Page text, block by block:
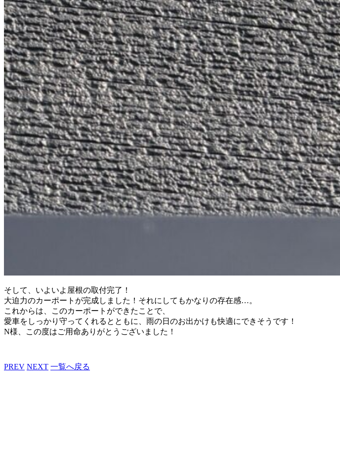
そして、いよいよ屋根の取付完了！
大迫力のカーポートが完成しました！それにしてもかなりの存在感…。
これからは、このカーポートができたことで、
愛車をしっかり守ってくれるとともに、雨の日のお出かけも快適にできそうです！
N様、この度はご用命ありがとうございました！
PREV NEXT 一覧へ戻る